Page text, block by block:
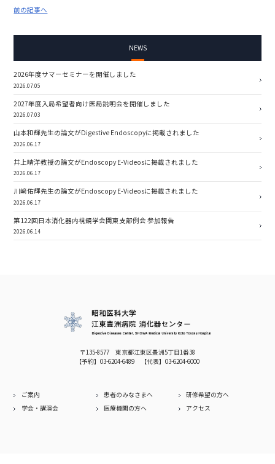
前の記事へ
NEWS
2026年度サマーセミナーを開催しました
2026.07.05
2027年度入局希望者向け医局説明会を開催しました
2026.07.03
山本和輝先生の論文がDigestive Endoscopyに掲載されました
2026.06.17
井上晴洋教授の論文がEndoscopy E-Videosに掲載されました
2026.06.17
川﨑佑輝先生の論文がEndoscopy E-Videosに掲載されました
2026.06.17
第122回日本消化器内視鏡学会関東支部例会 参加報告
2026.06.14
〒135-8577 東京都江東区豊洲5丁目1番38
【予約】 03-6204-6489 【代表】 03-6204-6000
ご案内 患者のみなさまへ
研修希望の方へ
学会・講演会
医療機関の方へ アクセス